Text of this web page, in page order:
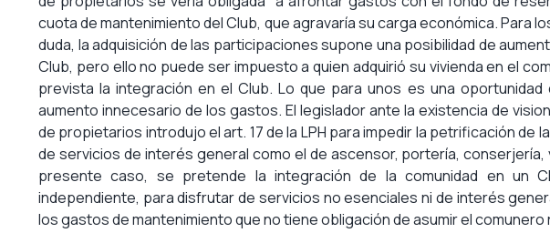
cuota de mantenimiento del Club, que agravaría su carga económica. Para
duda, la adquisición de las participaciones supone una posibilidad de
Club, pero ello no puede ser impuesto a quien adquirió su vivienda en el
prevista la integración en el Club. Lo que para unos es una
aumento innecesario de los gastos. El legislador ante la existencia de
de propietarios introdujo el art. 17 de la LPH para impedir la petrificación de
de servicios de interés general como el de ascensor, portería, conserjería,
presente caso, se pretende la integración de la comunidad en un
independiente, para disfrutar de servicios no esenciales ni de interés
los gastos de mantenimiento que no tiene obligación de asumir el comunero